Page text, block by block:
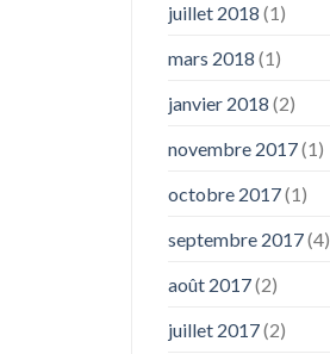
juillet 2018 (1)
mars 2018 (1)
janvier 2018 (2)
novembre 2017(1)
octobre 2017(1)
septembre 2017(4)
août 2017(2)
juillet 2017(2)